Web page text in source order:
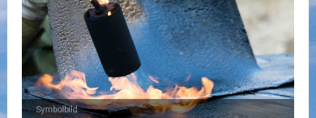
Symbolbild